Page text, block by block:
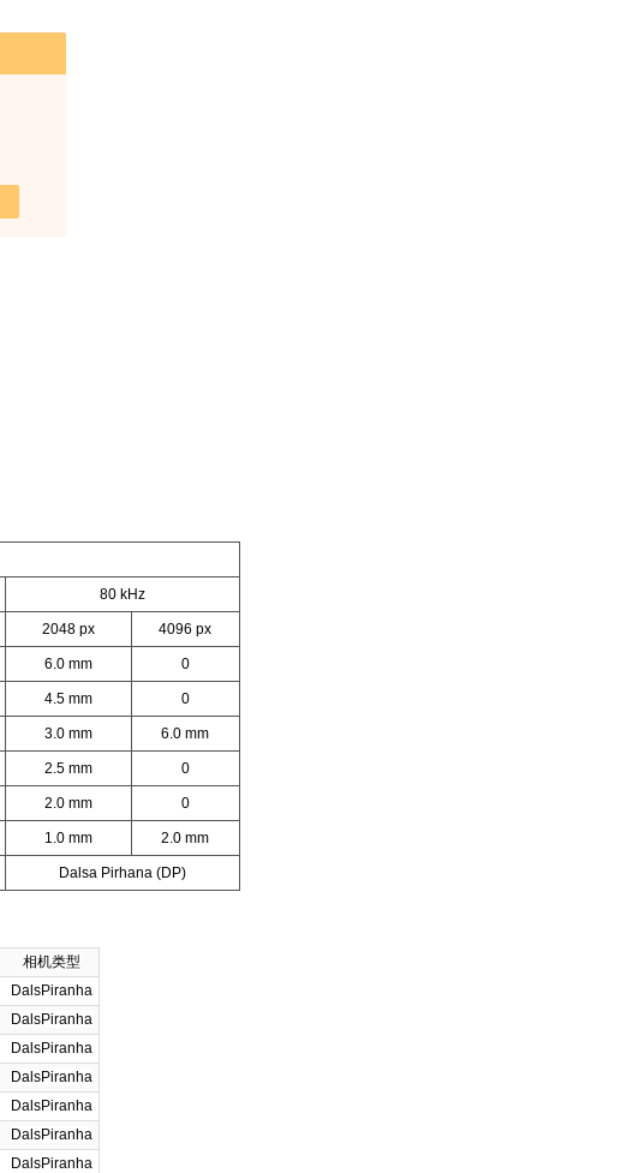
80 kHz
2048 px 4096 px
6.0 mm 0
4.5 mm 0
3.0 mm 6.0 mm
2.5 mm 0
2.0 mm 0
1.0 mm 2.0 mm
Dalsa Pirhana (DP)
相机类型
DalsPiranha
DalsPiranha
DalsPiranha
DalsPiranha
DalsPiranha
DalsPiranha
DalsPiranha